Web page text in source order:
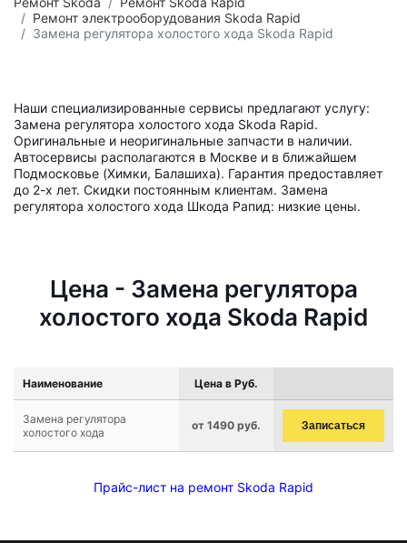
Ремонт электрооборудования Skoda Rapid
Замена регулятора холостого хода Skoda Rapid
Наши специализированные сервисы предлагают услугу:
Замена регулятора холостого хода Skoda Rapid.
Оригинальные и неоригинальные запчасти в наличии.
Автосервисы располагаются в Москве и в ближайшем
Подмосковье (Химки, Балашиха). Гарантия предоставляет
до 2-х лет. Скидки постоянным клиентам. Замена
регулятора холостого хода Шкода Рапид: низкие цены.
Цена - Замена регулятора
холостого хода Skoda Rapid
Наименование Цена в Руб.
Замена регулятора
холостого хода
от 1490 руб. Записаться
Прайс-лист на ремонт Skoda Rapid